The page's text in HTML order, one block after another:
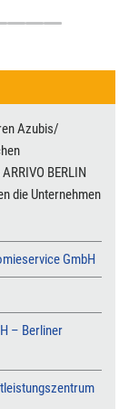
Azubis/
BERLIN
die Unternehmen
GmbH
– Berliner